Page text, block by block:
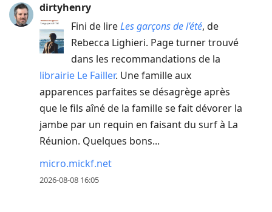
next
post,
previous
dirtyhenry
Fini de lireLes garçons de l’été, de
Rebecca Lighieri. Page turner trouvé
dans les recommandations de la
librairie Le Failler. Une famille aux
apparences parfaites se désagrège après
que le fils aîné de la famille se fait dévorer la
jambe par un requin en faisant du surf à La
Réunion. Quelques bons...
micro.mickf.net
2026-08-08 16:05